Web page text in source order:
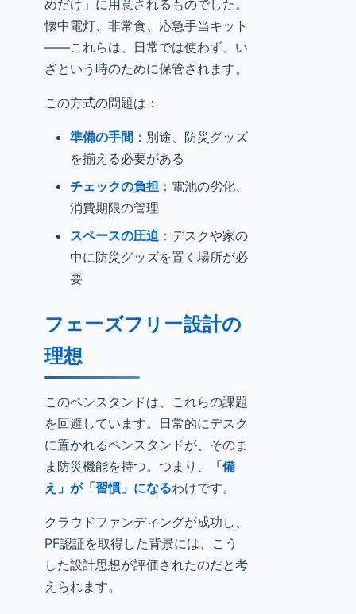
めだけ」に用意されるものでした。
懐中電灯、非常食、応急手当キット
——これらは、日常では使わず、い
ざという時のために保管されます。
この方式の問題は：
準備の手間 ：別途、防災グッズ
を揃える必要がある
チェックの負担 ：電池の劣化、
消費期限の管理
スペースの圧迫 ：デスクや家の
中に防災グッズを置く場所が必
要
フェーズフリー設計の
理想
このペンスタンドは、これらの課題
を回避しています。日常的にデスク
に置かれるペンスタンドが、そのま
ま防災機能を持つ。つまり、
「備
え」が「習慣」になるわけです。
クラウドファンディングが成功し、
PF認証を取得した背景には、こう
した設計思想が評価されたのだと考
えられます。